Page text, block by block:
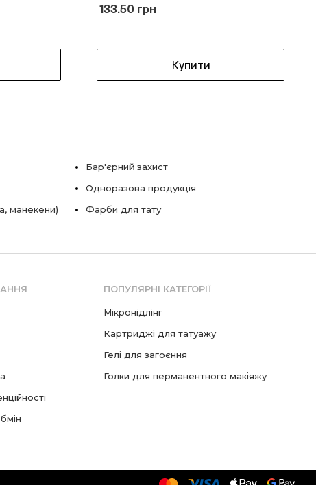
133.50 грн
Купити
манекени)
Бар'єрний захист
Одноразова продукція
Фарби для тату
ПОПУЛЯРНІ КАТЕГОРІЇ
мікронідлінг
картриджі для татуажу
гелі для загоєння
голки для перманентного макіяжу